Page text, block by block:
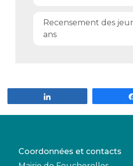
Recensement des
ans
Coordonnées et contacts